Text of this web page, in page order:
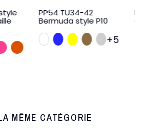
EAU
FUSHIAROUILLE
PP54 TU34-42
Bermuda style P10
BLANC
BLEUJAUNETAUPE
GRIS
+5
MÊME CATÉGORIE